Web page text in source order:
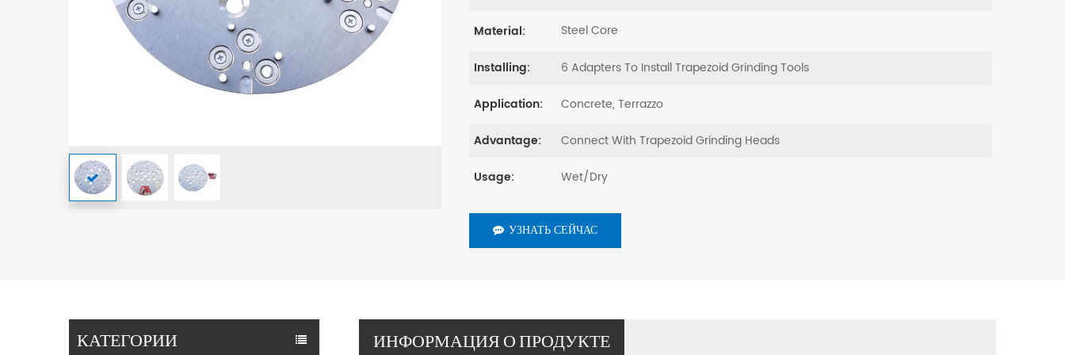
Material: Steel Core
Installing: 6 Adapters To Install Trapezoid Grinding Tools
Application: Concrete, Terrazzo
Advantage: Connect With Trapezoid Grinding Heads
Usage: Wet/Dry
УЗНАТЬ СЕЙЧАС
КАТЕГОРИИ ИНФОРМАЦИЯ О ПРОДУКТЕ